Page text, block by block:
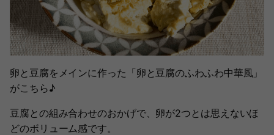
卵と豆腐をメインに作った「卵と豆腐のふわふわ中華風」
がこちら♪
豆腐との組み合わせのおかげで、卵が2つとは思えないほ
どのボリューム感です。